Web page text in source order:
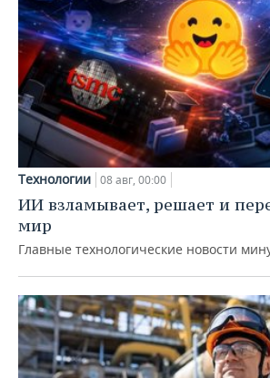
Технологии 08 авг, 00:00
ИИ взламывает, решает и
мир
Главные технологические новости